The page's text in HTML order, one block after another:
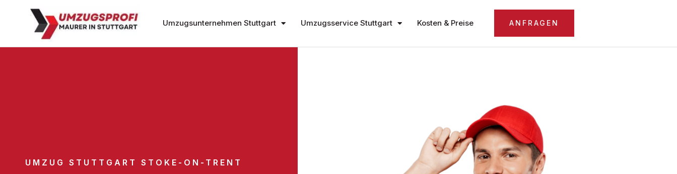
Umzugsunternehmen Stuttgart Umzugsservice Stuttgart Kosten & Preise ANFRAGEN
UMZUG STUTTGART STOKE-ON-TRENT